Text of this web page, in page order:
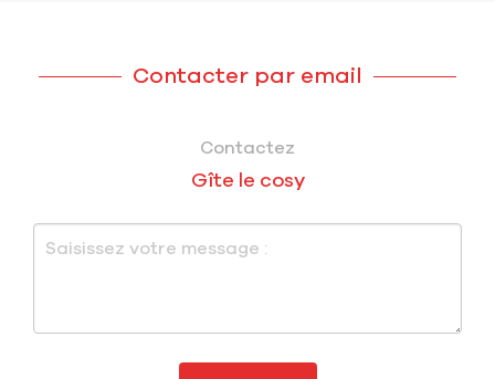
Contacter par email
Contactez
Gîte le cosy